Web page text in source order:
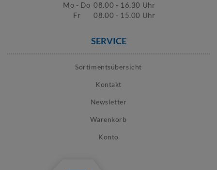
Mo - Do 08.00 - 16.30 Uhr
Fr
08.00 - 15.00 Uhr
SERVICE
Sortimentsübersicht
Kontakt
Newsletter
Warenkorb
Konto